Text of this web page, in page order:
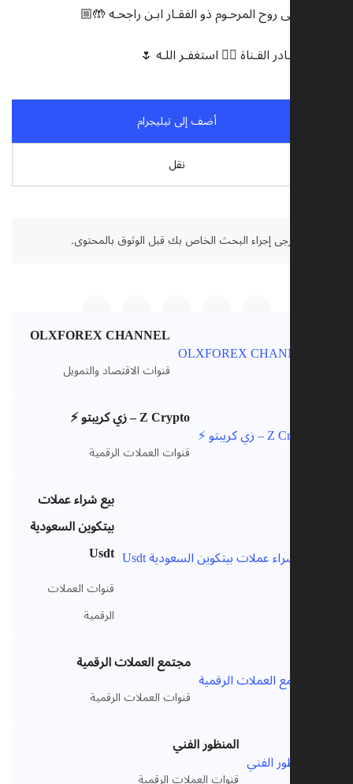
الفاتحـه الـى روح المرحـوم ذو الفقـار ابـن راجحـه 🤲🏼
قبـل ان تغـادر القـناة 👈🏻 استغفـر اللـه 🌷
أضف إلى تيليجرام
نقل
يرجى إجراء البحث الخاص بك قبل الوثوق بالمحتوى.
OLXFOREX CHANNEL
قنوات الاقتصاد والتمويل
Z Crypto – زي كريبتو ⚡️
قنوات العملات الرقمية
بيع شراء عملات
بيتكوين السعودية
Usdt
قنوات العملات
الرقمية
مجتمع العملات الرقمية
قنوات العملات الرقمية
المنظور الفني